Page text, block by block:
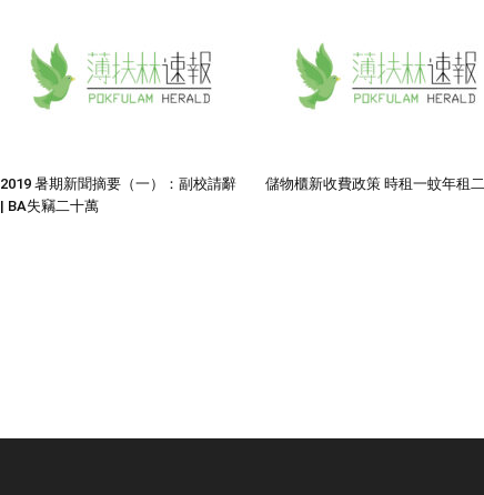
2019 暑期新聞摘要（一）：副校請辭
| BA失竊二十萬
儲物櫃新收費政策 時租一蚊年租